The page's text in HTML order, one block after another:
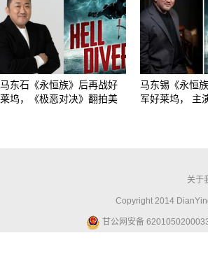
马东石《永恒族》后再战好
莱坞，《极恶对决》翻拍美
马东锡《永恒
军好莱坞， 主
关于
Copyright 2014
甘公网安备